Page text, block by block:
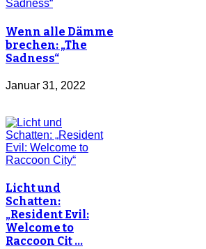
Wenn alle Dämme
brechen: „The
Sadness“
Januar 31, 2022
Licht und
Schatten:
„Resident Evil:
Welcome to
Raccoon Cit …